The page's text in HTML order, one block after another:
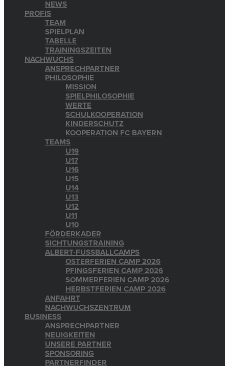
NEWS
PROFIS
TEAM
SPIELPLAN
TABELLE
TRAININGSZEITEN
NACHWUCHS
ANSPRECHPARTNER
PHILOSOPHIE
MISSION
SPIELPHILOSOPHIE
WERTE
SCHULKOOPERATION
KINDERSCHUTZ
KOOPERATION FC BAYERN
TEAMS
U19
U17
U16
U15
U14
U13
U12
U11
U10
FÖRDERKADER
SICHTUNGSTRAINING
ALBERT-FUSSBALLCAMPS
OSTERFERIEN CAMP 2026
PFINGSFERIEN CAMP 2026
SOMMERFERIEN CAMP 2026
HERBSTFERIEN CAMP 2026
ANFAHRT
NACHWUCHSZENTRUM
BUSINESS
ANSPRECHPARTNER
NEUIGKEITEN
UNSERE PARTNER
SPONSORING
PARTNERFINDER